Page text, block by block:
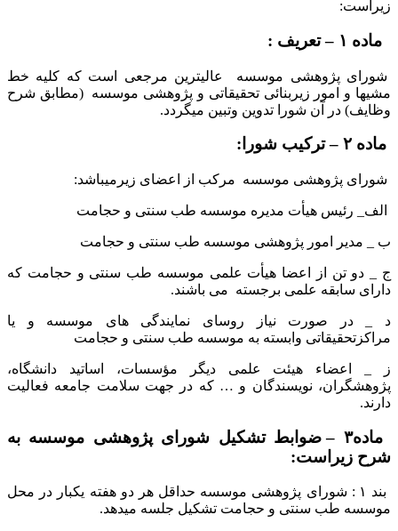
زیراست:
ماده ۱ – تعریف :
شورای پژوهشی موسسه عالیترین مرجعی است که کلیه خط
مشیها و امور زیربنائی تحقیقاتی و پژوهشی موسسه (مطابق شرح
وظایف) در آن شورا تدوین وتبین میگردد.
ماده ۲ –ترکیب شورا:
شورای پژوهشی موسسه مرکب از اعضای زیرمیباشد:
الف_ رئیس هیأت مدیره موسسه طب سنتی و حجامت
ب _ مدیر امور پژوهشی موسسه طب سنتی و حجامت
ج _ دو تن از اعضا هیأت علمی موسسه طب سنتی و حجامت که
دارای سابقه علمی برجسته می باشند.
د _ در صورت نیاز روسای نمایندگی های موسسه و یا
مراکزتحقیقاتی وابسته به موسسه طب سنتی و حجامت
ز _ اعضاء هیئت علمی دیگر مؤسسات، اساتید دانشگاه،
پژوهشگران، نویسندگان و … که در جهت سلامت جامعه فعالیت
دارند.
ماده۳ –ضوابط تشکیل شورای پژوهشی موسسه به
شرح زیراست:
بند ۱ : شورای پژوهشی موسسه حداقل هر دو هفته یکبار در محل
موسسه طب سنتی و حجامت تشکیل جلسه میدهد.